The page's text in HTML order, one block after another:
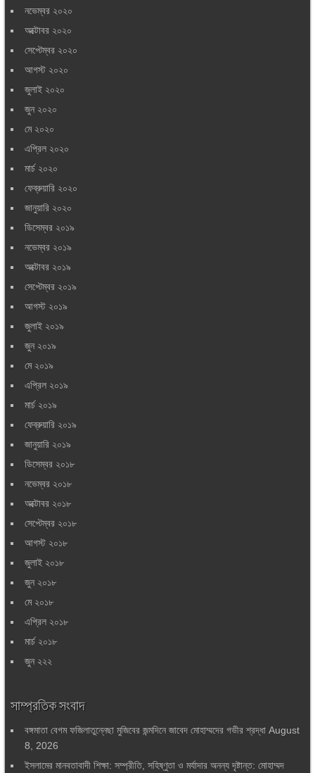
নভেম্বর ২০২০
অক্টোবর ২০২০
সেপ্টেম্বর ২০২০
আগস্ট ২০২০
জুলাই ২০২০
জুন ২০২০
মে ২০২০
এপ্রিল ২০২০
মার্চ ২০২০
ফেব্রুয়ারি ২০২০
জানুয়ারি ২০২০
ডিসেম্বর ২০১৯
নভেম্বর ২০১৯
অক্টোবর ২০১৯
সেপ্টেম্বর ২০১৯
আগস্ট ২০১৯
জুলাই ২০১৯
জুন ২০১৯
মে ২০১৯
এপ্রিল ২০১৯
মার্চ ২০১৯
ফেব্রুয়ারি ২০১৯
জানুয়ারি ২০১৯
ডিসেম্বর ২০১৮
নভেম্বর ২০১৮
অক্টোবর ২০১৮
সেপ্টেম্বর ২০১৮
আগস্ট ২০১৮
জুলাই ২০১৮
জুন ২০১৮
মে ২০১৮
এপ্রিল ২০১৮
মার্চ ২০১৮
জুন ২২২
সাম্প্রতিক সংবাদ
বঙ্গমাতা বেগম ফজিলাতুন্নেছা মুজিবের জন্মদিনে জাবেদ মোহাম্মদের গভীর শ্রদ্ধা August
8, 2026
ইসলামের মানবতাবাদী শিক্ষা: সম্প্রীতি, সহিষ্ণুতা ও মর্যাদার অনন্য দৃষ্টান্ত: মোহাম্মদ